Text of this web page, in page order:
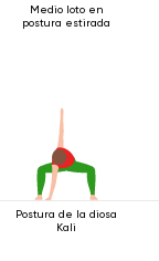
Medio loto en
postura estirada
Postura de la diosa
Kali